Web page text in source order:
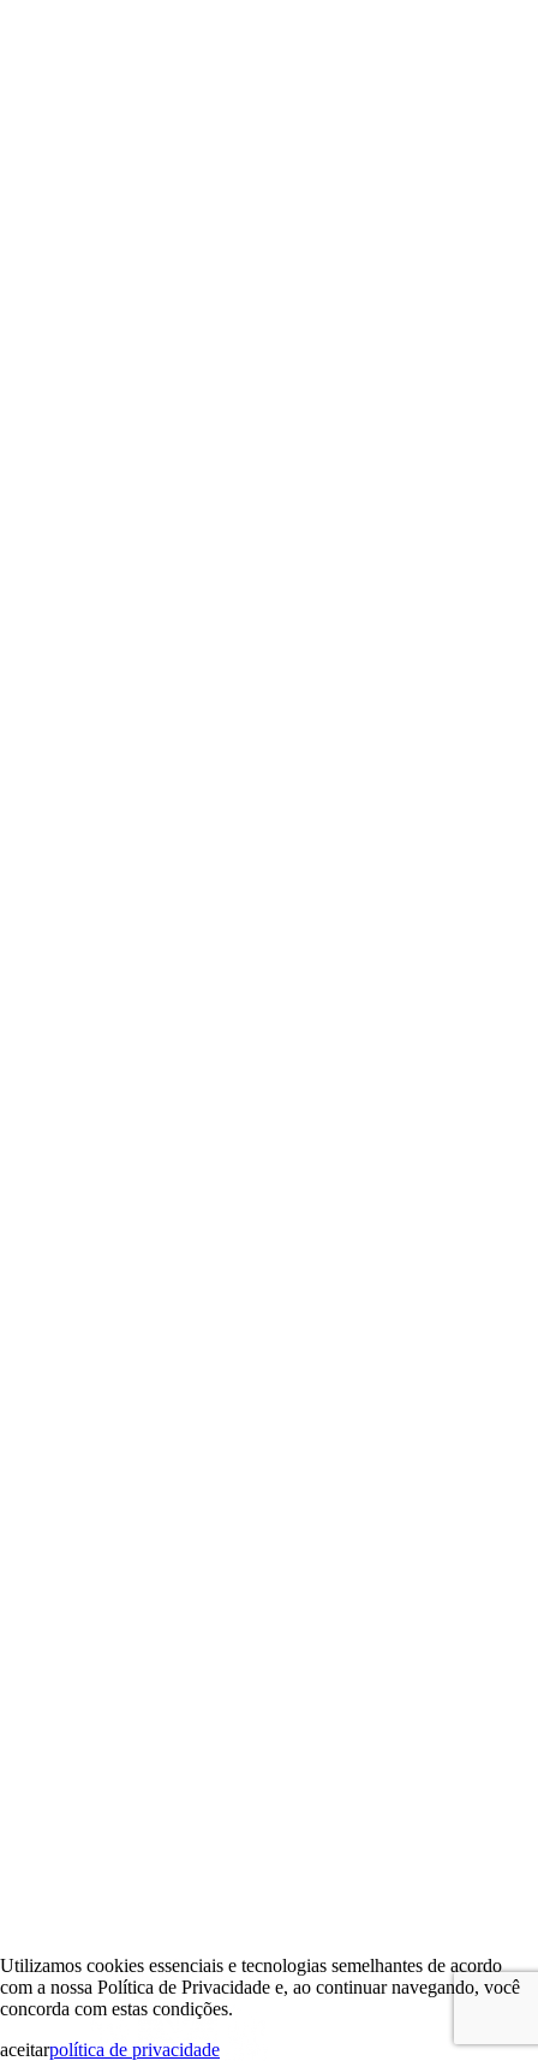
Utilizamos cookies essenciais e tecnologias semelhantes de acordo
com a nossa Política de Privacidade e, ao continuar navegando, você
concorda com estas condições.
aceitarpolítica de privacidade